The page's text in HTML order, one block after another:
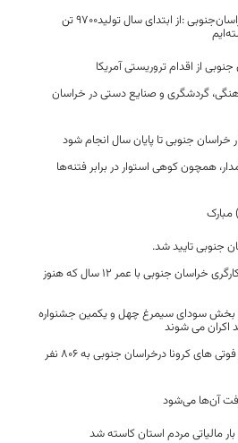
رئیس سازمان جهاد کشاورزی خراسان‌جنوبی :از ابتدای سال تولید9700 تن
از اقدام تروریستی آمریکا
گردشگری و صنایع‌ دستی در خراسان
خراسان جنوبی تا پایان سال انجام شود
همچون کوهی استوار در برابر فتنه‌ها
جنوبی تایید شد.
درخواست اعتبار برای پروژه‌های کارگری خراسان جنوبی با عمر ۱۲ سال که هنوز
از بین 24 فیلم در بخش سودای سیمرغ چهل و یکمین جشنواره
اکران می شوند
با فوت سه هم استانی دیگر آمار فوتی های کرونا درخراسان جنوبی به 806 نفر
آن‌ها می‌شود
مالیاتی مردم استان کاسته شد